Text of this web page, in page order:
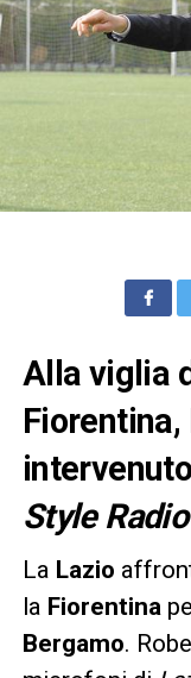
Alla viglia
Fiorentina,
Style Radio
La Lazio
la Fiorentina
Bergamo.